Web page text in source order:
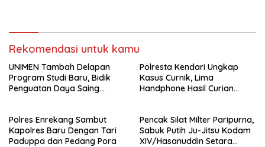
Rekomendasi untuk kamu
UNIMEN Tambah Delapan
Program Studi Baru, Bidik
Penguatan Daya Saing
Polresta Kendari Ungkap
Kasus Curnik, Lima
Handphone Hasil Curian
Polres Enrekang Sambut
Kapolres Baru Dengan Tari
Paduppa dan Pedang Pora
Pencak Silat Milter Paripurna,
Sabuk Putih Ju-Jitsu Kodam
XIV/Hasanuddin Setara